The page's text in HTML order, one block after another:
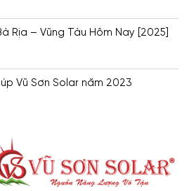
Rịa – Vũng Tàu Hôm Nay [2025]
Vũ Sơn Solar năm 2023